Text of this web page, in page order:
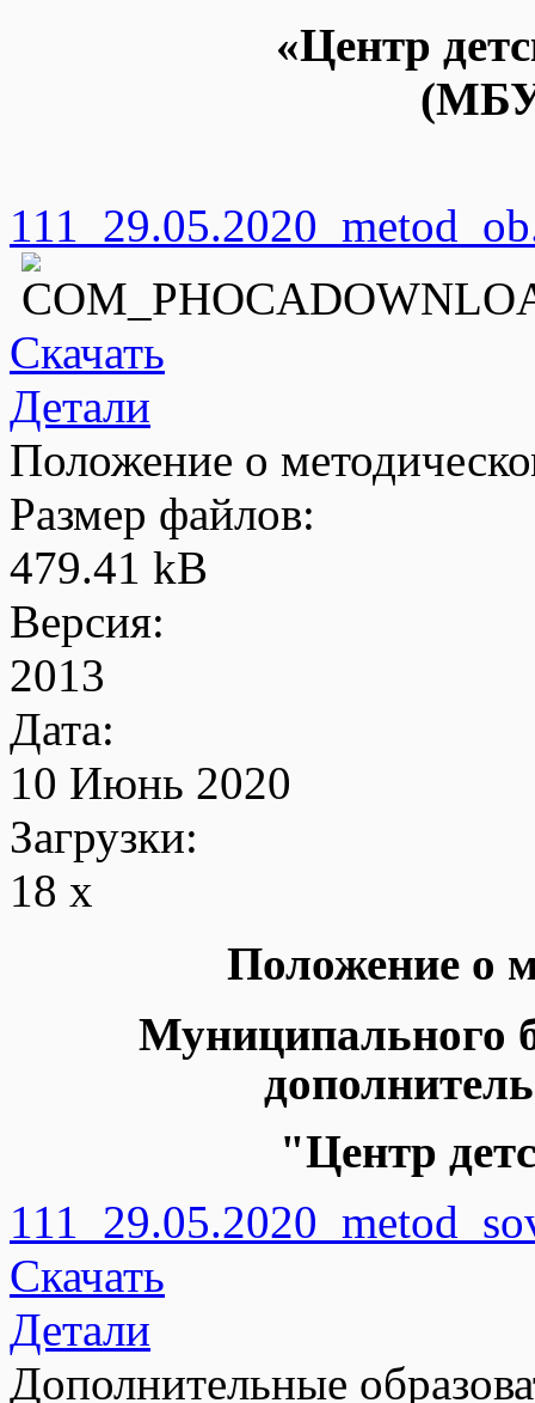
«Центр
Скачать
Детали
Положение о
Размер файлов:
479.41 kB
Версия:
2013
Дата:
10 Июнь 2020
Загрузки:
18 x
Положение о
Муниципального
"Центр
Скачать
Детали
Дополнительные